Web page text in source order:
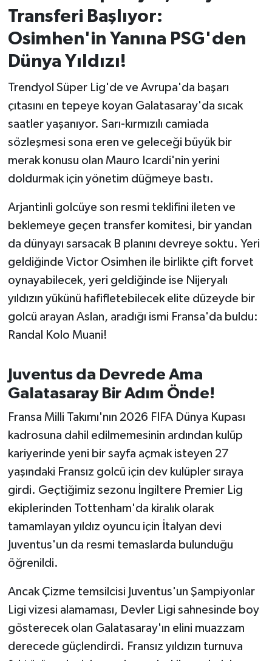
Transferi Başlıyor:
Osimhen'in Yanına PSG'den
Dünya Yıldızı!
Trendyol Süper Lig'de ve Avrupa'da başarı
çıtasını en tepeye koyan Galatasaray'da sıcak
saatler yaşanıyor. Sarı-kırmızılı camiada
sözleşmesi sona eren ve geleceği büyük bir
merak konusu olan Mauro Icardi'nin yerini
doldurmak için yönetim düğmeye bastı.
Arjantinli golcüye son resmi teklifini ileten ve
beklemeye geçen transfer komitesi, bir yandan
da dünyayı sarsacak B planını devreye soktu. Yeri
geldiğinde Victor Osimhen ile birlikte çift forvet
oynayabilecek, yeri geldiğinde ise Nijeryalı
yıldızın yükünü hafifletebilecek elite düzeyde bir
golcü arayan Aslan, aradığı ismi Fransa'da buldu:
Randal Kolo Muani!
Juventus da Devrede Ama
Galatasaray Bir Adım Önde!
Fransa Milli Takımı'nın 2026 FIFA Dünya Kupası
kadrosuna dahil edilmemesinin ardından kulüp
kariyerinde yeni bir sayfa açmak isteyen 27
yaşındaki Fransız golcü için dev kulüpler sıraya
girdi. Geçtiğimiz sezonu İngiltere Premier Lig
ekiplerinden Tottenham'da kiralık olarak
tamamlayan yıldız oyuncu için İtalyan devi
Juventus'un da resmi temaslarda bulunduğu
öğrenildi.
Ancak Çizme temsilcisi Juventus'un Şampiyonlar
Ligi vizesi alamaması, Devler Ligi sahnesinde boy
gösterecek olan Galatasaray'ın elini muazzam
derecede güçlendirdi. Fransız yıldızın turnuva
KENT GÜNDEMİ
Kepsut
KÜLTÜR-SANAT
MANŞET
Manyas
OLAY
OTOMOTİV
Resmi İlanlar
SAĞLIK
Savaştepe
SEYAHAT
SİYASET
Sındırgı
SPOR
SÜRMANŞET
TARİHTE BUGÜN
Trend